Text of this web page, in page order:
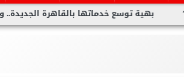
توسع خدماتها بالقاهرة الجديدة.. وحدة